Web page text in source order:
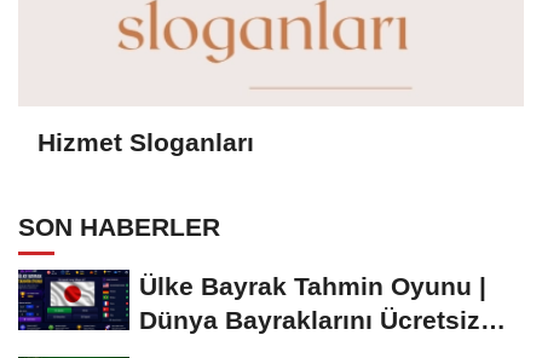
Hizmet Sloganları
SON HABERLER
Ülke Bayrak Tahmin Oyunu |
Dünya Bayraklarını Ücretsiz